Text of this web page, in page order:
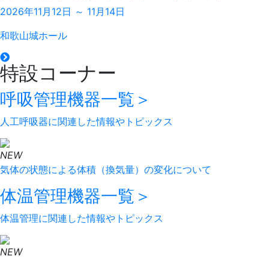
2026年11月12日 ～ 11月14日
和歌山城ホール
特設コーナー
呼吸管理機器一覧＞
人工呼吸器に関連した情報やトピックス
NEW
気体の状態による体積（換気量）の変化について
体温管理機器一覧＞
体温管理に関連した情報やトピックス
NEW